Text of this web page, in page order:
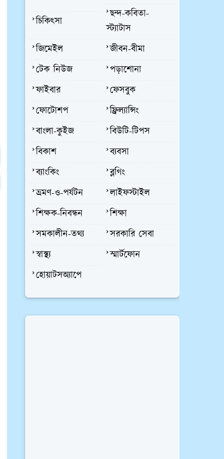
চিকিৎসা
ছন্দ-কবিতা-
স্ট্যাটাস
জিমেইল
জীবন-বীমা
টেক নিউজ
পড়াশোনা
ফাইবার
ফেসবুক
ফোটোশপ
ফ্রিল্যান্সিং
বাংলা-কুইজ
বিউটি-টিপস
বিকাশ
ব্যবসা
ব্যাংকিং
ব্লগিং
ভ্রমণ-ও-পর্যটন
লাইফস্টাইল
শিক্ষক-নিবন্ধন
শিক্ষা
সমকালীন-তথ্য
সরকারি সেবা
স্বাস্থ্য
স্মার্টফোন
হোয়াটসঅ্যাপে